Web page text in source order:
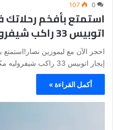
0
107
استمتع بأفخم
اتوبيس 33 راكب شيفروليه مكيف.
احجز الآن مع ليموزين
إيجار اتوبيس 33 راكب شيفروليه مكيف.
أكمل القراءة »